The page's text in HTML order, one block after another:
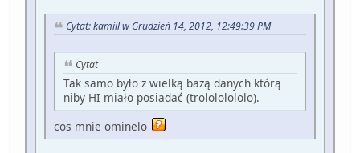
Cytat: kamiil w Grudzień 14, 2012, 12:49:39 PM
Cytat
Tak samo było z wielką bazą danych którą
niby HI miało posiadać (trolololololo).
cos mnie ominelo